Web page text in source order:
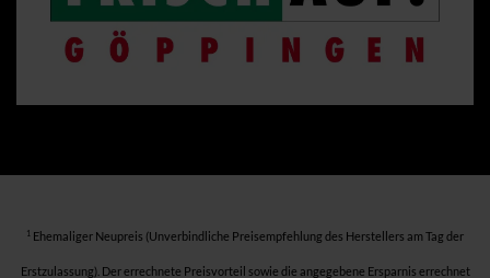
1 Ehemaliger Neupreis (Unverbindliche Preisempfehlung des Herstellers am Tag der
Erstzulassung). Der errechnete Preisvorteil sowie die angegebene Ersparnis errechnet